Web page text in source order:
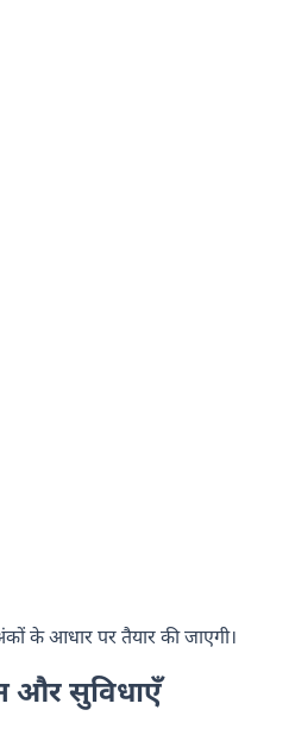
के आधार पर तैयार की जाएगी।
और सुविधाएँ